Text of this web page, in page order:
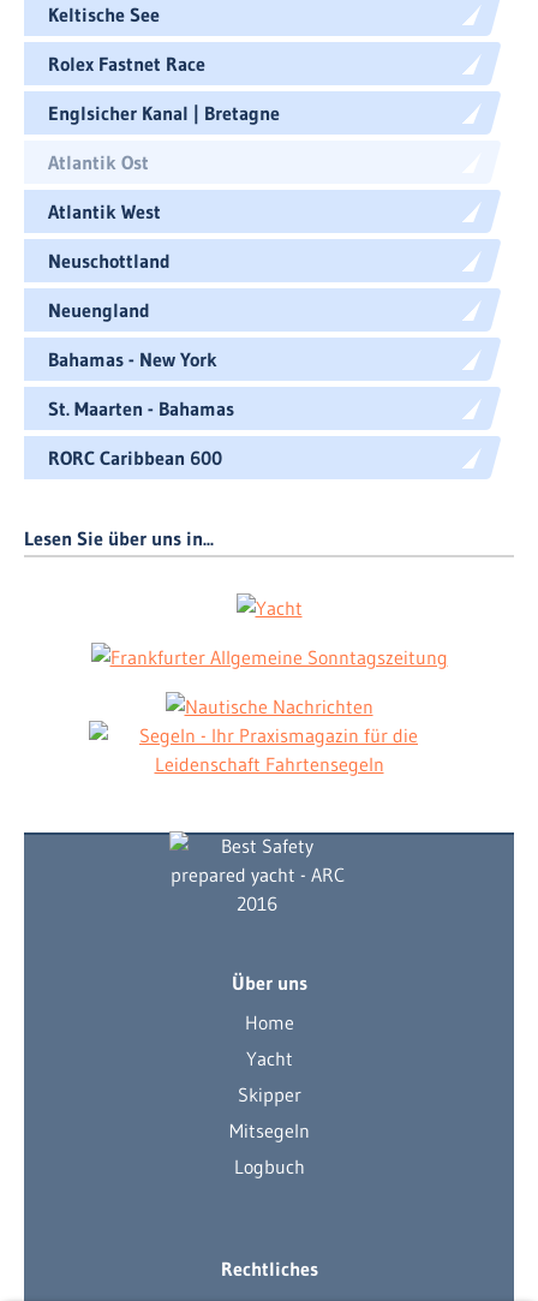
Keltische See
Rolex Fastnet Race
Englsicher Kanal | Bretagne
Atlantik Ost
Atlantik West
Neuschottland
Neuengland
Bahamas - New York
St. Maarten - Bahamas
RORC Caribbean 600
Lesen Sie über uns in...
Über uns
Home
Yacht
Skipper
Mitsegeln
Logbuch
Rechtliches